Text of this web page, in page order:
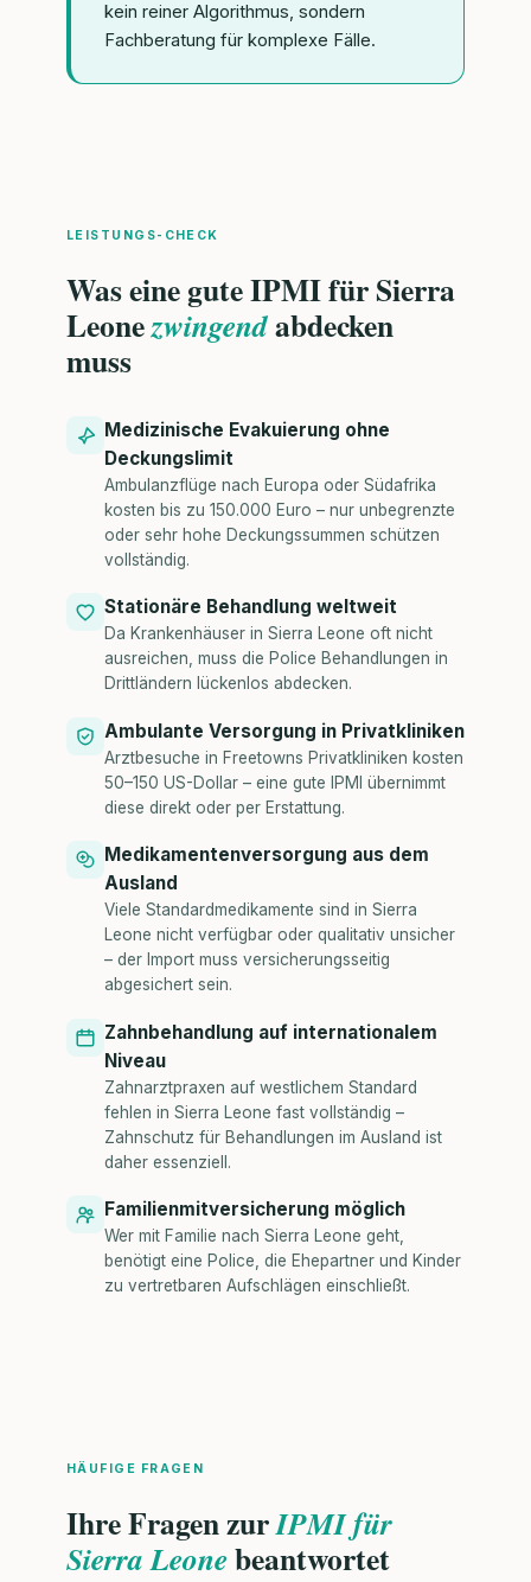
kein reiner Algorithmus, sondern
Fachberatung für komplexe Fälle.
LEISTUNGS-CHECK
Was eine gute IPMI für Sierra
Leonezwingendabdecken
muss
Medizinische Evakuierung ohne
Deckungslimit
Ambulanzflüge nach Europa oder Südafrika
kosten bis zu 150.000 Euro – nur unbegrenzte
oder sehr hohe Deckungssummen schützen
vollständig.
Stationäre Behandlung weltweit
Da Krankenhäuser in Sierra Leone oft nicht
ausreichen, muss die Police Behandlungen in
Drittländern lückenlos abdecken.
Ambulante Versorgung in Privatkliniken
Arztbesuche in Freetowns Privatkliniken kosten
50–150 US-Dollar – eine gute IPMI übernimmt
diese direkt oder per Erstattung.
Medikamentenversorgung aus dem
Ausland
Viele Standardmedikamente sind in Sierra
Leone nicht verfügbar oder qualitativ unsicher
– der Import muss versicherungsseitig
abgesichert sein.
Zahnbehandlung auf internationalem
Niveau
Zahnarztpraxen auf westlichem Standard
fehlen in Sierra Leone fast vollständig –
Zahnschutz für Behandlungen im Ausland ist
daher essenziell.
Familienmitversicherung möglich
Wer mit Familie nach Sierra Leone geht,
benötigt eine Police, die Ehepartner und Kinder
zu vertretbaren Aufschlägen einschließt.
HÄUFIGE FRAGEN
Ihre Fragen zurIPMI für
Sierra Leonebeantwortet